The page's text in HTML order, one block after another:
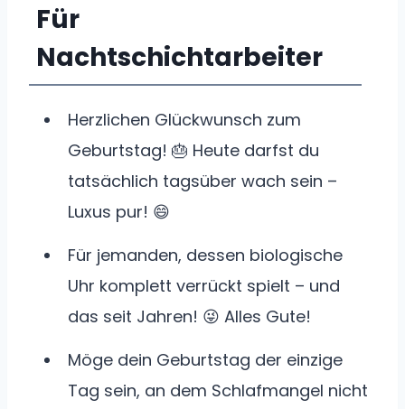
Für
Nachtschichtarbeiter
Herzlichen Glückwunsch zum
Geburtstag! 🎂 Heute darfst du
tatsächlich tagsüber wach sein –
Luxus pur! 😄
Für jemanden, dessen biologische
Uhr komplett verrückt spielt – und
das seit Jahren! 😜 Alles Gute!
Möge dein Geburtstag der einzige
Tag sein, an dem Schlafmangel nicht